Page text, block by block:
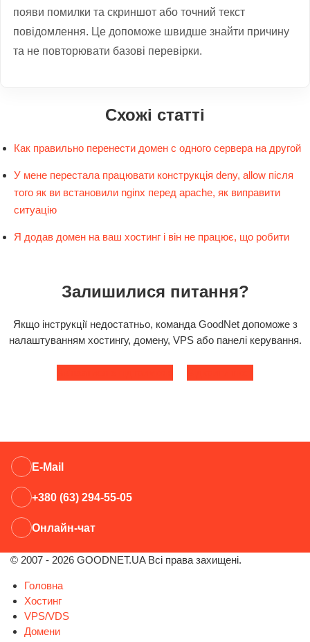
появи помилки та скриншот або точний текст
повідомлення. Це допоможе швидше знайти причину
та не повторювати базові перевірки.
Схожі статті
Как правильно перенести домен с одного сервера на другой
У мене перестала працювати конструкція deny, allow після
того як ви встановили nginx перед apache, як виправити
ситуацію
Я додав домен на ваш хостинг і він не працює, що робити
Залишилися питання?
Якщо інструкції недостатньо, команда GoodNet допоможе з
налаштуванням хостингу, домену, VPS або панелі керування.
E-Mail
+380 (63) 294-55-05
Онлайн-чат
© 2007 - 2026 GOODNET.UA Всі права захищені.
Головна
Хостинг
VPS/VDS
Домени